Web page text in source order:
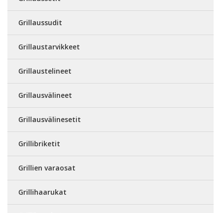
Grillaussudit
Grillaustarvikkeet
Grillaustelineet
Grillausvälineet
Grillausvälinesetit
Grillibriketit
Grillien varaosat
Grillihaarukat